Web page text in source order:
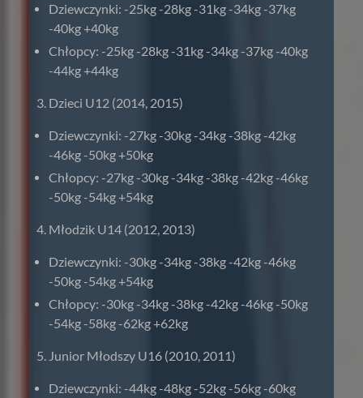
Dziewczynki: -25kg -28kg -31kg -34kg -37kg
-40kg +40kg
Chłopcy: -25kg -28kg -31kg -34kg -37kg -40kg
-44kg +44kg
Dzieci U12 (2014, 2015)
Dziewczynki: -27kg -30kg -34kg -38kg -42kg
-46kg -50kg +50kg
Chłopcy: -27kg -30kg -34kg -38kg -42kg -46kg
-50kg -54kg +54kg
Młodzik U14 (2012, 2013)
Dziewczynki: -30kg -34kg -38kg -42kg -46kg
-50kg -54kg +54kg
Chłopcy: -30kg -34kg -38kg -42kg -46kg -50kg
-54kg -58kg -62kg +62kg
Junior Młodszy U16 (2010, 2011)
Dziewczynki: -44kg -48kg -52kg -56kg -60kg